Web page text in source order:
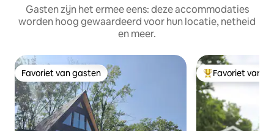
Gasten zijn het ermee eens: deze accommodaties
worden hoog gewaardeerd voor hun locatie, netheid
en meer.
Favoriet van gasten
Favoriet van gasten Topfavoriet van
Favoriet van